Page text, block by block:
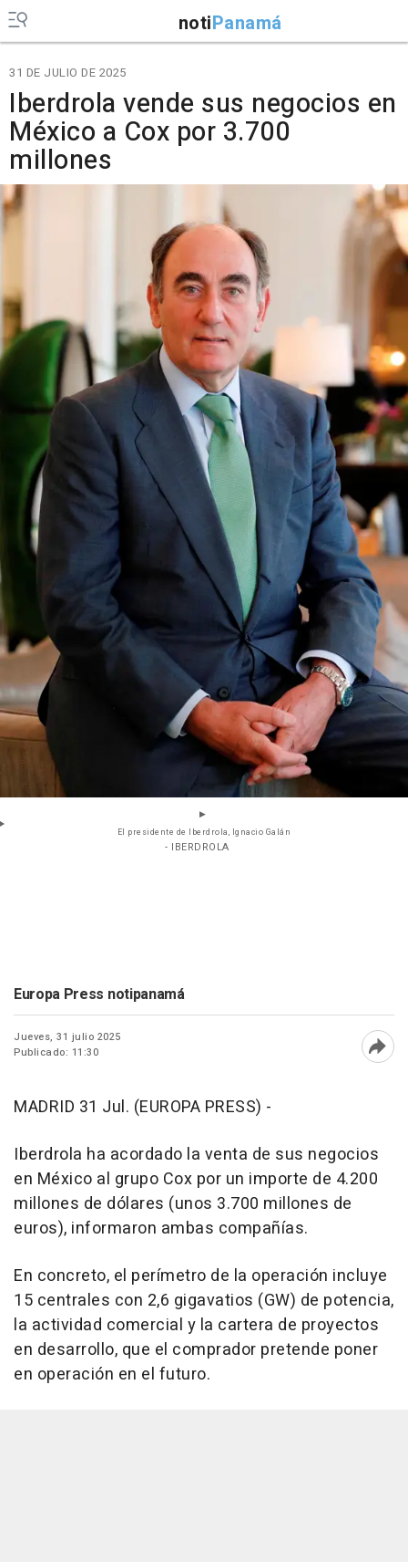
notiPanamá
31 DE JULIO DE 2025
Iberdrola vende sus negocios en
México a Cox por 3.700
millones
El presidente de Iberdrola, Ignacio Galán
- IBERDROLA
Europa Press notipanamá
Jueves, 31 julio 2025
Publicado: 11:30
MADRID 31 Jul. (EUROPA PRESS) -
Iberdrola ha acordado la venta de sus negocios
en México al grupo Cox por un importe de 4.200
millones de dólares (unos 3.700 millones de
euros), informaron ambas compañías.
En concreto, el perímetro de la operación incluye
15 centrales con 2,6 gigavatios (GW) de potencia,
la actividad comercial y la cartera de proyectos
en desarrollo, que el comprador pretende poner
en operación en el futuro.